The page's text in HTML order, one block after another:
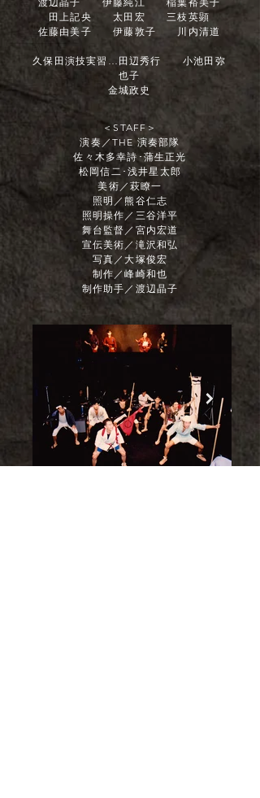
田上記央 太田宏 三枝英顕
佐藤由美子 伊藤敦子 川内清道
久保田演技実習…田辺秀行 小池田弥
也子
金城政史
＜STAFF＞
演奏／THE 演奏部隊
佐々木多幸詩･蒲生正光
松岡信二･浅井星太郎
美術／萩瞭一
照明／熊谷仁志
照明操作／三谷洋平
舞台監督／宮内宏道
宣伝美術／滝沢和弘
写真／大塚俊宏
制作／峰崎和也
制作助手／渡辺晶子